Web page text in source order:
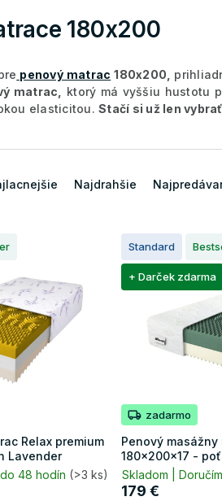
180x200
penový matrac 180x200,
matrac,
ktorý má vyššiu hustotu
elasticitou. Stačí si už len
Najdrahšie
Relax premium
Lavender
48 hodín (>3 ks)
Standard
+ Darček zdarma
zadarmo
Penový masážny
180x200x17 -
Skladom |
179 €